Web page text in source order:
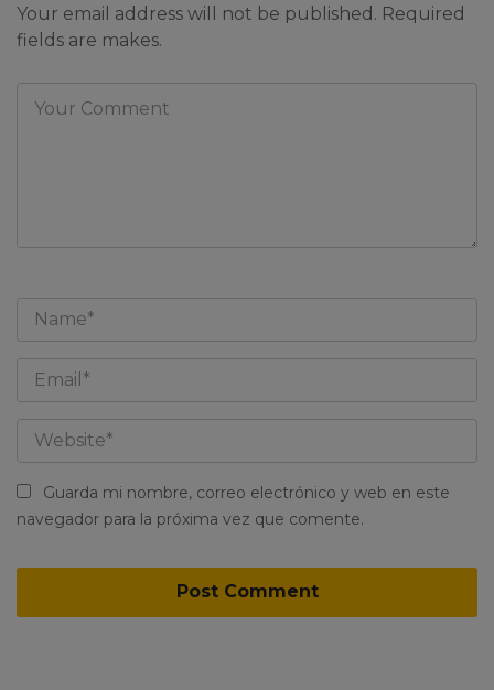
Your email address will not be published. Required
fields are makes.
Guarda mi nombre, correo electrónico y web en este
navegador para la próxima vez que comente.